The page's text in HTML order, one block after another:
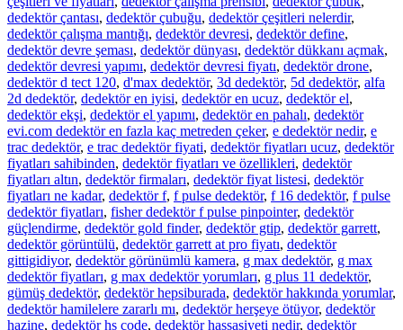
dedektör çantası, dedektör çubuğu, dedektör çeşitleri nelerdir,
dedektör çalışma mantığı, dedektör devresi, dedektör define,
dedektör devre şeması, dedektör dünyası, dedektör dükkanı açmak,
dedektör devresi yapımı, dedektör devresi fiyatı, dedektör drone,
dedektör d tect 120, d'max dedektör, 3d dedektör, 5d dedektör, alfa
2d dedektör, dedektör en iyisi, dedektör en ucuz, dedektör el,
dedektör ekşi, dedektör el yapımı, dedektör en pahalı, dedektör
evi.com dedektör en fazla kaç metreden çeker, e dedektör nedir, e
trac dedektör, e trac dedektör fiyati, dedektör fiyatları ucuz, dedektör
fiyatları sahibinden, dedektör fiyatları ve özellikleri, dedektör
fiyatları altın, dedektör firmaları, dedektör fiyat listesi, dedektör
fiyatları ne kadar, dedektör f, f pulse dedektör, f 16 dedektör, f pulse
dedektör fiyatları, fisher dedektör f pulse pinpointer, dedektör
güçlendirme, dedektör gold finder, dedektör gtip, dedektör garrett,
dedektör görüntülü, dedektör garrett at pro fiyatı, dedektör
gittigidiyor, dedektör görünümlü kamera, g max dedektör, g max
dedektör fiyatları, g max dedektör yorumları, g plus 11 dedektör,
gümüş dedektör, dedektör hepsiburada, dedektör hakkında yorumlar,
dedektör hamilelere zararlı mı, dedektör herşeye ötüyor, dedektör
hazine, dedektör hs code, dedektör hassasiyeti nedir, dedektör